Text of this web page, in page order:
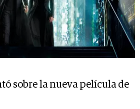
sobre la nueva película de